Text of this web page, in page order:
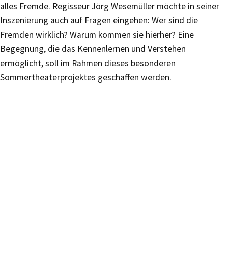
alles Fremde. Regisseur Jörg Wesemüller möchte in seiner
Inszenierung auch auf Fragen eingehen: Wer sind die
Fremden wirklich? Warum kommen sie hierher? Eine
Begegnung, die das Kennenlernen und Verstehen
ermöglicht, soll im Rahmen dieses besonderen
Sommertheaterprojektes geschaffen werden.